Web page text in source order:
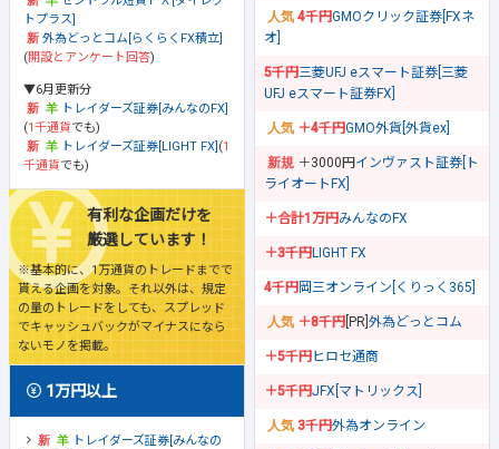
トプラス]
外為どっとコム[らくらくFX積立]
(開設とアンケート回答)
▼6月更新分
トレイダーズ証券[みんなのFX]
(1千通貨でも)
トレイダーズ証券[LIGHT FX] (1
千通貨でも)
有利な企画だけを
厳選しています！
※基本的に、1万通貨のトレードまでで
貰える企画を対象。それ以外は、規定
の量のトレードをしても、スプレッド
でキャッシュバックがマイナスになら
ないモノを掲載。
1万円以上
トレイダーズ証券[みんなの
4千円GMOクリック証券[FXネ
オ]
5千円三菱UFJ eスマート証券[三菱
UFJ eスマート証券FX]
＋4千円GMO外貨[外貨ex]
＋3000円 インヴァスト証券[ト
ライオートFX]
＋合計1万円みんなのFX
＋3千円LIGHT FX
4千円岡三オンライン[くりっく365]
＋8千円 [PR] 外為どっとコム
＋5千円ヒロセ通商
＋5千円JFX[マトリックス]
3千円外為オンライン